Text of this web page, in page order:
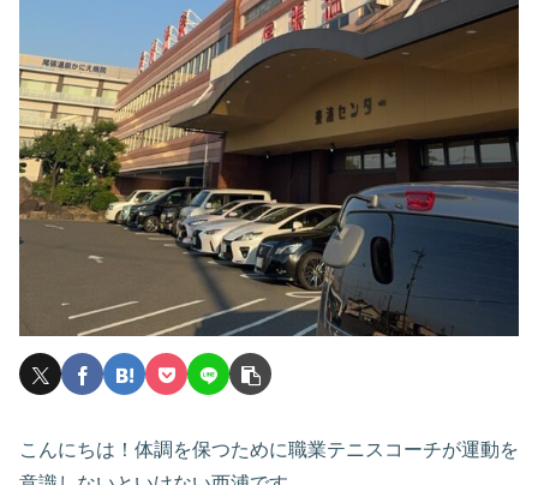
こんにちは！体調を保つために職業テニスコーチが運動を